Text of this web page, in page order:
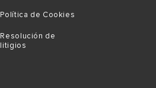
Política de Cookies
Resolución de
litigios